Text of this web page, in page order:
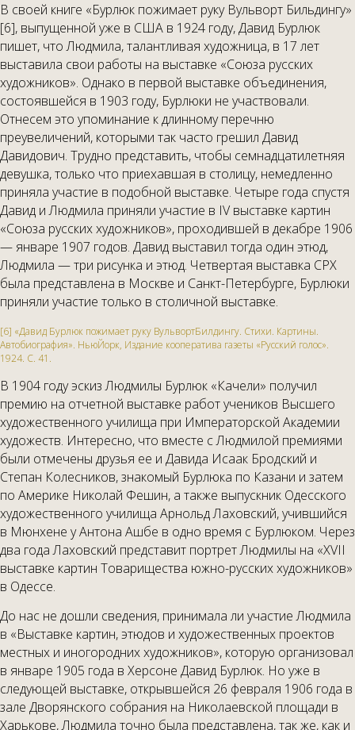
В своей книге «Бурлюк пожимает руку Вульворт Бильдингу»
[6], выпущенной уже в США в 1924 году, Давид Бурлюк
пишет, что Людмила, талантливая художница, в 17 лет
выставила свои работы на выставке «Союза русских
художников». Однако в первой выставке объединения,
состоявшейся в 1903 году, Бурлюки не участвовали.
Отнесем это упоминание к длинному перечню
преувеличений, которыми так часто грешил Давид
Давидович. Трудно представить, чтобы семнадцатилетняя
девушка, только что приехавшая в столицу, немедленно
приняла участие в подобной выставке. Четыре года спустя
Давид и Людмила приняли участие в IV выставке картин
«Союза русских художников», проходившей в декабре 1906
— январе 1907 годов. Давид выставил тогда один этюд,
Людмила — три рисунка и этюд. Четвертая выставка СРХ
была представлена в Москве и Санкт-Петербурге, Бурлюки
приняли участие только в столичной выставке.
[6] «Давид Бурлюк пожимает руку Вульворт­Билдингу. Стихи. Картины.
Автобиография». Нью­Йорк, Издание кооператива газеты «Русский голос».
1924. С. 41.
В 1904 году эскиз Людмилы Бурлюк «Качели» получил
премию на отчетной выставке работ учеников Высшего
художественного училища при Императорской Академии
художеств. Интересно, что вместе с Людмилой премиями
были отмечены друзья ее и Давида Исаак Бродский и
Степан Колесников, знакомый Бурлюка по Казани и затем
по Америке Николай Фешин, а также выпускник Одесского
художественного училища Арнольд Лаховский, учившийся
в Мюнхене у Антона Ашбе в одно время с Бурлюком. Через
два года Лаховский представит портрет Людмилы на «XVII
выставке картин Товарищества южно-русских художников»
в Одессе.
До нас не дошли сведения, принимала ли участие Людмила
в «Выставке картин, этюдов и художественных проектов
местных и иногородних художников», которую организовал
в январе 1905 года в Херсоне Давид Бурлюк. Но уже в
следующей выставке, открывшейся 26 февраля 1906 года в
зале Дворянского собрания на Николаевской площади в
Харькове, Людмила точно была представлена, так же, как и